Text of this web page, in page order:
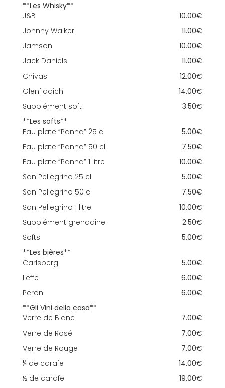
**Les Whisky**
J&B
10.00€
Johnny Walker
11.00€
Jamson
10.00€
Jack Daniels
11.00€
Chivas
12.00€
Glenfiddich
14.00€
Supplément soft
3.50€
**Les softs**
Eau plate “Panna” 25 cl
5.00€
Eau plate “Panna” 50 cl
7.50€
Eau plate “Panna” 1 litre
10.00€
San Pellegrino 25 cl
5.00€
San Pellegrino 50 cl
7.50€
San Pellegrino 1 litre
10.00€
Supplément grenadine
2.50€
Softs
5.00€
**Les bières**
Carlsberg
5.00€
Leffe
6.00€
Peroni
6.00€
**Gli Vini della casa**
Verre de Blanc
7.00€
Verre de Rosé
7.00€
Verre de Rouge
7.00€
¼ de carafe
14.00€
½ de carafe
19.00€